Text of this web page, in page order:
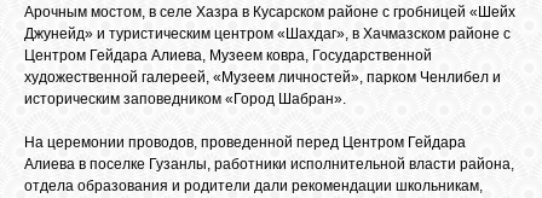
ВИДЕО
Арочным мостом, в селе Хазра в Кусарском районе с гробницей «Шейх
Джунейд» и туристическим центром «Шахдаг», в Хачмазском районе с
Центром Гейдара Алиева, Музеем ковра, Государственной
художественной галереей, «Музеем личностей», парком Ченлибел и
историческим заповедником «Город Шабран».
На церемонии проводов, проведенной перед Центром Гейдара
Алиева в поселке Гузанлы, работники исполнительной власти района,
отдела образования и родители дали рекомендации школьникам,